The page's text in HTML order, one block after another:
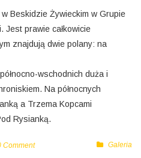
Beskidzie Żywieckim w Grupie
Jest prawie całkowicie
znajdują dwie polany: na
wschodnich duża i
Na północnych
a Trzema Kopcami
Rysianką.
Galeria
Comment